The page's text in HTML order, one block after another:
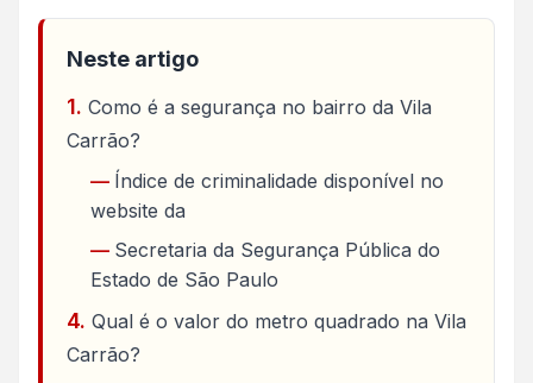
Neste artigo
Como é a segurança no bairro da Vila
Carrão?
Índice de criminalidade disponível no
website da
Secretaria da Segurança Pública do
Estado de São Paulo
Qual é o valor do metro quadrado na Vila
Carrão?